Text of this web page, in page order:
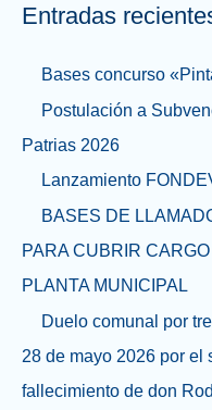
Entradas
Bases concurso
Postulación a
Patrias 2026
Lanzamiento
BASES DE
PARA CUBRIR
PLANTA MUNICIPAL
Duelo comunal por
28 de mayo 2026 por el
fallecimiento de don